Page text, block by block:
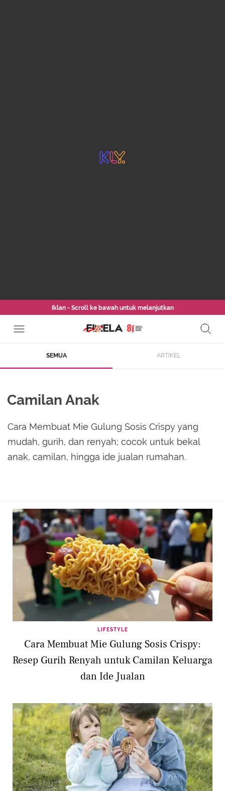
Iklan - Scroll ke bawah untuk melanjutkan
SEMUA ARTIKEL
Camilan Anak
Cara Membuat Mie Gulung Sosis Crispy yang
mudah, gurih, dan renyah; cocok untuk bekal
anak, camilan, hingga ide jualan rumahan.
LIFESTYLE
Cara Membuat Mie Gulung Sosis Crispy:
Resep Gurih Renyah untuk Camilan Keluarga
dan Ide Jualan